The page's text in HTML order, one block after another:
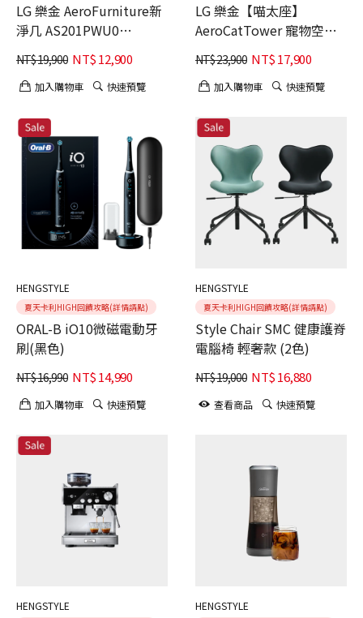
LG 樂金 AeroFurniture新
淨几 AS201PWU0
AS201PBK0邊桌設計 + 空
氣清淨機 奶茶棕
NT$19,900 NT$12,900
加入購物車 快速預覽
LG 樂金【喵太座】
AeroCatTower 寵物空氣
清淨機 (智慧加熱貓窩/寵
物秤/AS251CBZ0)
NT$23,900 NT$17,900
加入購物車 快速預覽
HENGSTYLE
夏天卡利HIGH回饋攻略(詳情請點)
ORAL-B iO10微磁電動牙
刷(黑色)
NT$16,990 NT$14,990
加入購物車 快速預覽
HENGSTYLE
夏天卡利HIGH回饋攻略(詳情請點)
Style Chair SMC 健康護脊
電腦椅 輕奢款 (2色)
NT$19,000 NT$16,880
查看商品 快速預覽
HENGSTYLE HENGSTYLE